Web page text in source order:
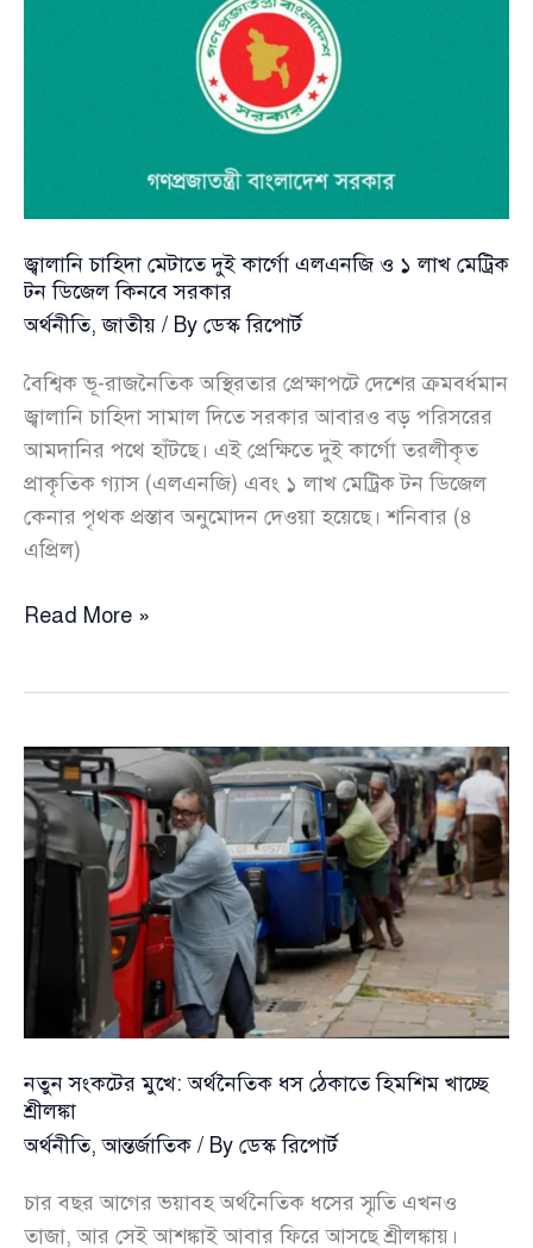
জ্বালানি চাহিদা মেটাতে দুই কার্গো এলএনজি ও ১ লাখ মেট্রিক
টন ডিজেল কিনবে সরকার
অর্থনীতি,জাতীয় / By ডেস্ক রিপোর্ট
বৈশ্বিক ভূ-রাজনৈতিক অস্থিরতার প্রেক্ষাপটে দেশের ক্রমবর্ধমান
জ্বালানি চাহিদা সামাল দিতে সরকার আবারও বড় পরিসরের
আমদানির পথে হাঁটছে। এই প্রেক্ষিতে দুই কার্গো তরলীকৃত
প্রাকৃতিক গ্যাস (এলএনজি) এবং ১ লাখ মেট্রিক টন ডিজেল
কেনার পৃথক প্রস্তাব অনুমোদন দেওয়া হয়েছে। শনিবার (৪
এপ্রিল)
জ্বালানি
কার্গো
এলএনজি
ও
১
লাখ
কিনবে
সরকার
Read More »
নতুন সংকটের মুখে: অর্থনৈতিক ধস ঠেকাতে হিমশিম খাচ্ছে
শ্রীলঙ্কা
অর্থনীতি,আন্তর্জাতিক / By ডেস্ক রিপোর্ট
চার বছর আগের ভয়াবহ অর্থনৈতিক ধসের স্মৃতি এখনও
তাজা, আর সেই আশঙ্কাই আবার ফিরে আসছে শ্রীলঙ্কায়।